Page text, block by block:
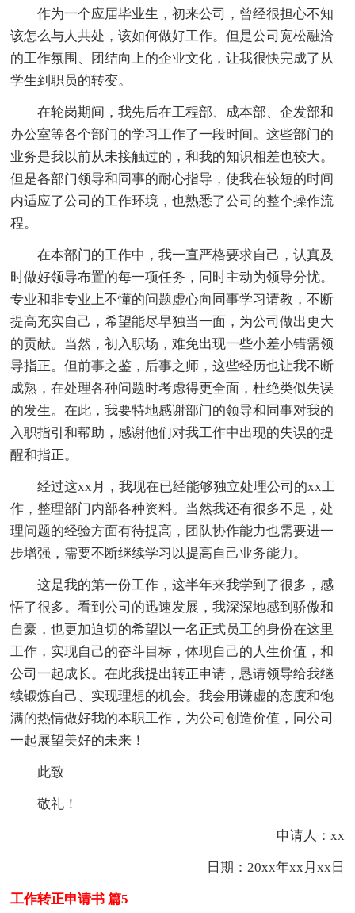
作为一个应届毕业生，初来公司，曾经很担心不知
该怎么与人共处，该如何做好工作。但是公司宽松融洽
的工作氛围、团结向上的企业文化，让我很快完成了从
学生到职员的转变。
在轮岗期间，我先后在工程部、成本部、企发部和
办公室等各个部门的学习工作了一段时间。这些部门的
业务是我以前从未接触过的，和我的知识相差也较大。
但是各部门领导和同事的耐心指导，使我在较短的时间
内适应了公司的工作环境，也熟悉了公司的整个操作流
程。
在本部门的工作中，我一直严格要求自己，认真及
时做好领导布置的每一项任务，同时主动为领导分忧。
专业和非专业上不懂的问题虚心向同事学习请教，不断
提高充实自己，希望能尽早独当一面，为公司做出更大
的贡献。当然，初入职场，难免出现一些小差小错需领
导指正。但前事之鉴，后事之师，这些经历也让我不断
成熟，在处理各种问题时考虑得更全面，杜绝类似失误
的发生。在此，我要特地感谢部门的领导和同事对我的
入职指引和帮助，感谢他们对我工作中出现的失误的提
醒和指正。
经过这xx月，我现在已经能够独立处理公司的xx工
作，整理部门内部各种资料。当然我还有很多不足，处
理问题的经验方面有待提高，团队协作能力也需要进一
步增强，需要不断继续学习以提高自己业务能力。
这是我的第一份工作，这半年来我学到了很多，感
悟了很多。看到公司的迅速发展，我深深地感到骄傲和
自豪，也更加迫切的希望以一名正式员工的身份在这里
工作，实现自己的奋斗目标，体现自己的人生价值，和
公司一起成长。在此我提出转正申请，恳请领导给我继
续锻炼自己、实现理想的机会。我会用谦虚的态度和饱
满的热情做好我的本职工作，为公司创造价值，同公司
一起展望美好的未来！
此致
敬礼！
申请人：xx
日期：20xx年xx月xx日
工作转正申请书 篇5